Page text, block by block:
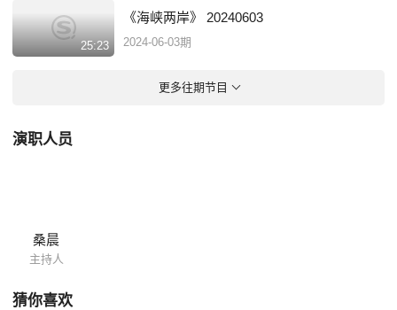
25:23
《海峡两岸》 20240603
2024-06-03期
更多往期节目
演职人员
桑晨
主持人
猜你喜欢